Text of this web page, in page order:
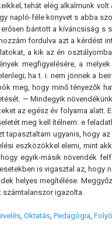
tehát elég alkalmunk
napló-féle könyvet s abba
bántott a kíváncsiság s
fordulva azt a kérdést
a kik az én
megfigyelésére, a
ha t. i. nem jönnek a
meg, hogy minő tényezők
— Mindegyik
az egész év folyama alatt.
meg kell ítélnem: e
tapasztaltam ugyanis, hogy
eszközökkel elemi, mint
egyik-másik növendék
is vigasztal az,
helyes megítélése.
igazolta.
Oktatás Pedagógia